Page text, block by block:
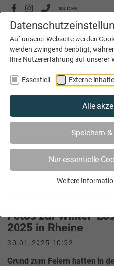
Auf unserer Webseite werden
werden zwingend benötigt,
Ihre Nutzererfahrung auf unserer
Essentiell Externe Inhalte
Alle
Speichern
Nur essentielle
Weitere
SUCHE
AKTUELLES
FOTOS ZUR WINTER-
Fotos zur Winter-
2025 in Rheine
30.01.2025 10:52
Grund zum Feiern hatten in